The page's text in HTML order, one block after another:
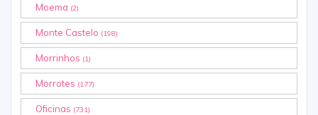
Moema (2)
Monte Castelo (198)
Morrinhos (1)
Morrotes (177)
Oficinas (731)